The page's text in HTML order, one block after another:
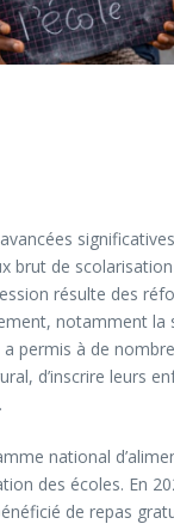
brut de
résulte des
notamment la
permis à de
d’inscrire leurs
national
des écoles. En
de repas